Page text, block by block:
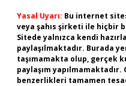
Yasal Uyarı: Bu internet
veya şahıs şirketi ile hiçbir
Sitede yalnızca kendi
paylaşılmaktadır. Burada
taşımamakta olup, gerçek
paylaşım
benzerlikleri tamamen